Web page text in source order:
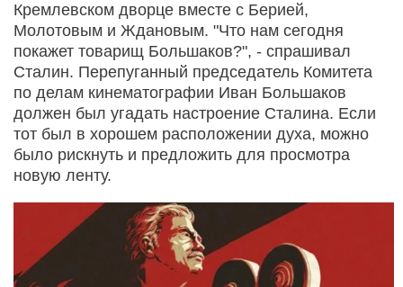
Кремлевском дворце вместе с Берией,
Молотовым и Ждановым. "Что нам сегодня
покажет товарищ Большаков?", - спрашивал
Сталин. Перепуганный председатель Комитета
по делам кинематографии Иван Большаков
должен был угадать настроение Сталина. Если
тот был в хорошем расположении духа, можно
было рискнуть и предложить для просмотра
новую ленту.